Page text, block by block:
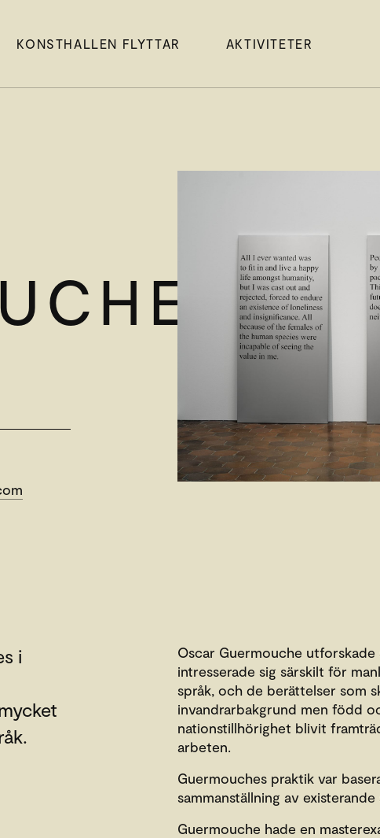
KONSTHALLEN FLYTTAR AKTIVITETER
i
Oscar Guermouche
intresserade sig särskilt för
språk, och de berättelser som
invandrarbakgrund men född
nationstillhörighet blivit
arbeten.
Guermouches praktik var
sammanställning av existerande
Guermouche hade en